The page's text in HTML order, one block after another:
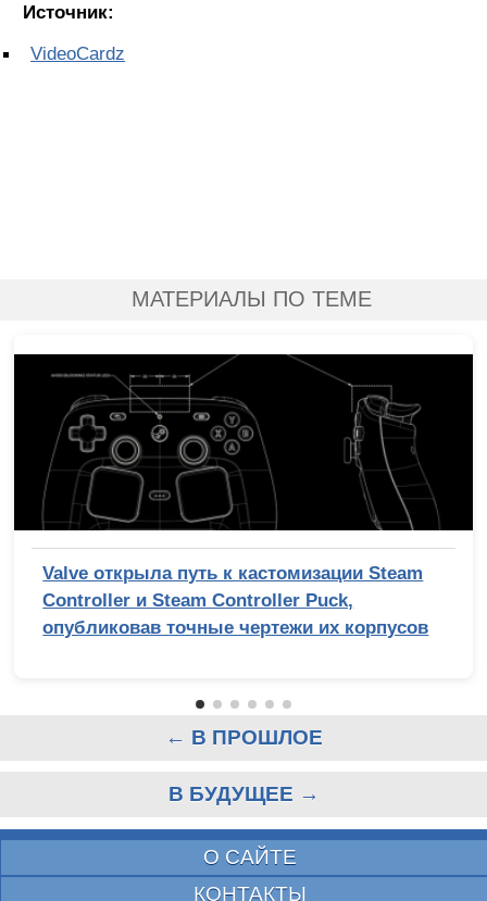
Источник:
VideoCardz
МАТЕРИАЛЫ ПО ТЕМЕ
Valve открыла путь к кастомизации Steam
Controller и Steam Controller Puck,
опубликовав точные чертежи их корпусов
← В ПРОШЛОЕ
В БУДУЩЕЕ →
О САЙТЕ
КОНТАКТЫ